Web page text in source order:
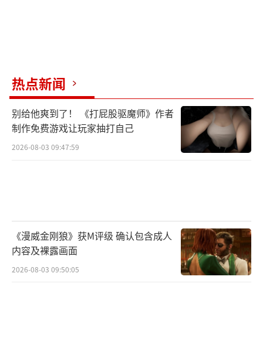
热点新闻
别给他爽到了！ 《打屁股驱魔师》作者
制作免费游戏让玩家抽打自己
2026-08-03 09:47:59
《漫威金刚狼》获M评级 确认包含成人
内容及裸露画面
2026-08-03 09:50:05